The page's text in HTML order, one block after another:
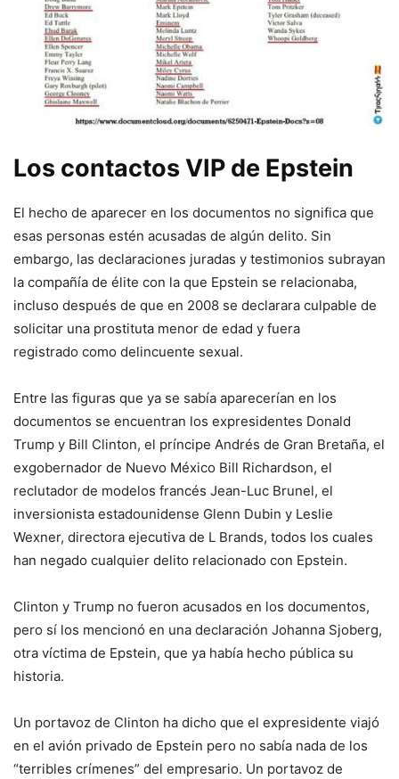
Los contactos VIP de Epstein
El hecho de aparecer en los documentos no significa que
esas personas estén acusadas de algún delito. Sin
embargo, las declaraciones juradas y testimonios subrayan
la compañía de élite con la que Epstein se relacionaba,
incluso después de que en 2008 se declarara culpable de
solicitar una prostituta menor de edad y fuera
registrado como delincuente sexual.
Entre las figuras que ya se sabía aparecerían en los
documentos se encuentran los expresidentes Donald
Trump y Bill Clinton, el príncipe Andrés de Gran Bretaña, el
exgobernador de Nuevo México Bill Richardson, el
reclutador de modelos francés Jean-Luc Brunel, el
inversionista estadounidense Glenn Dubin y Leslie
Wexner, directora ejecutiva de L Brands, todos los cuales
han negado cualquier delito relacionado con Epstein.
Clinton y Trump no fueron acusados ​​en los documentos,
pero sí los mencionó en una declaración Johanna Sjoberg,
otra víctima de Epstein, que ya había hecho pública su
historia.
Un portavoz de Clinton ha dicho que el expresidente viajó
en el avión privado de Epstein pero no sabía nada de los
“terribles crímenes” del empresario. Un portavoz de